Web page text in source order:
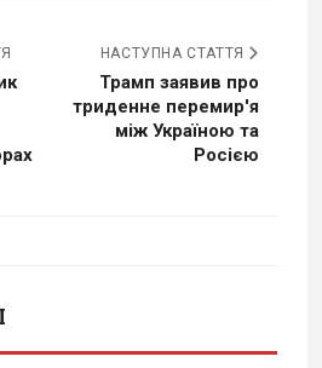
НАСТУПНА СТАТТЯ
Трамп заявив про
триденне перемир'я
між Україною та
Росією